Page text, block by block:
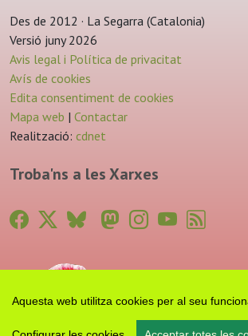
Aquesta web utilitza cookies per al seu
Des de 2012 · La Segarra (Catalonia)
Versió juny 2026
Avis legal i Política de privacitat
Avís de cookies
Edita consentiment de cookies
Mapa web | Contactar
Realització: cdnet
Troba'ns a les Xarxes